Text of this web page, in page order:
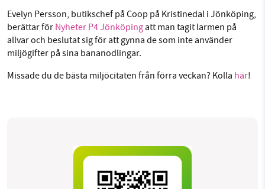
Evelyn Persson, butikschef på Coop på Kristinedal i Jönköping,
berättar för Nyheter P4 Jönköpingatt man tagit larmen på
allvar och beslutat sig för att gynna de som inte använder
miljögifter på sina bananodlingar.
Missade du de bästa miljöcitaten från förra veckan? Kolla här!